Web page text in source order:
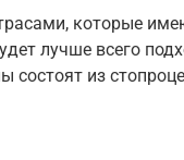
которые
лучше всего
из